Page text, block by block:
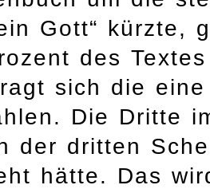
Gott“ kürzte,
des
sich die
Die Dritte
der dritten
hätte. Das